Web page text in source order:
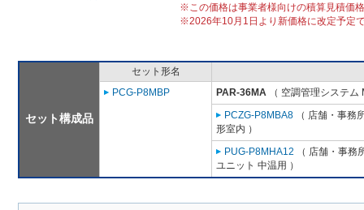
※この価格は事業者様向けの積算見積価
※2026年10月1日より新価格に改定予定
セット構成品
セット形名
PCG-P8MBP
PAR-36MA （ 空調管理システム
PCZG-P8MBA8 （ 店舗・事務
形室内 ）
PUG-P8MHA12 （ 店舗・事務
ユニット 中温用 ）